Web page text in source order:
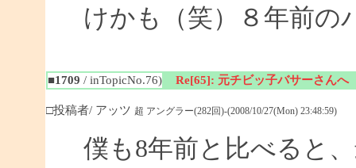
けかも（笑）８年前
■1709 / inTopicNo.76) Re[65]: 元チビッ子バサーさんへ
□投稿者/ アッツ 超 アングラー(282回)-(2008/10/27(Mon) 23:48:59)
僕も8年前と比べると